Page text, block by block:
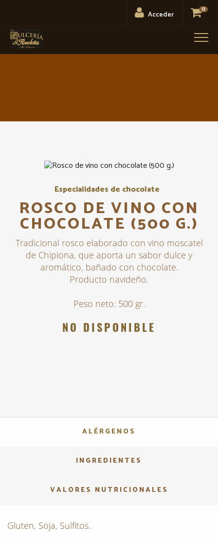
Acceder
0
Menú
Especialidades de chocolate
ROSCO DE VINO CON
CHOCOLATE (500 G.)
Tradicional rosco elaborado con vino moscatel
de Chipiona, que aporta un sabor dulce y
aromático, bañado con chocolate.
Producto navideño.
Peso neto: 500 gr.
NO DISPONIBLE
ALÉRGENOS
INGREDIENTES
VALORES NUTRICIONALES
Gluten, Soja, Sulfitos.